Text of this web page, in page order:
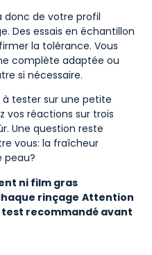
donc de votre profil
Des essais en échantillon
la tolérance. Vous
complète adaptée ou
si nécessaire.
à tester sur une petite
vos réactions sur trois
Une question reste
vous: la fraîcheur
peau?
ni film gras
rinçage Attention
test recommandé avant